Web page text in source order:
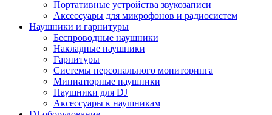
Портативные устройства звукозаписи
Аксессуары для микрофонов и радиосистем
Наушники и гарнитуры
Беспроводные наушники
Накладные наушники
Гарнитуры
Системы персонального мониторинга
Миниатюрные наушники
Наушники для DJ
Аксессуары к наушникам